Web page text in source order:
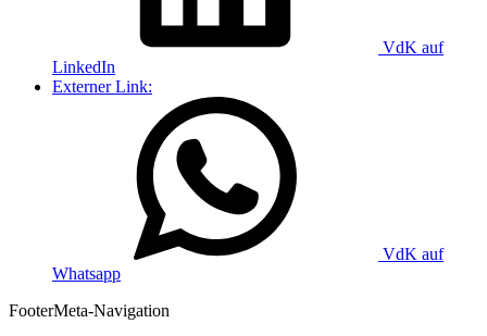
VdK auf
LinkedIn
Externer Link:
VdK auf
Whatsapp
FooterMeta-Navigation